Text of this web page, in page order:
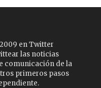
en Twitter
las noticias
comunicación de la
primeros pasos